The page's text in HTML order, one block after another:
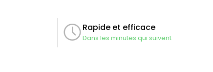
Rapide et efficace
Dans les minutes qui suivent